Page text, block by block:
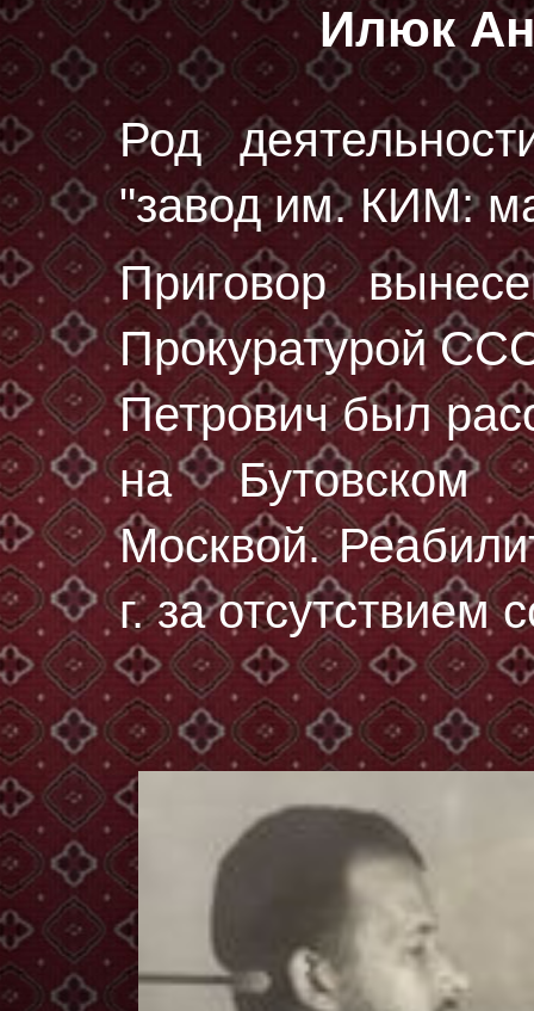
Илюк
Род
"завод им. КИМ:
Приговор
Прокуратурой
Петрович был
на Бутовском
Москвой.
г. за отсутствием